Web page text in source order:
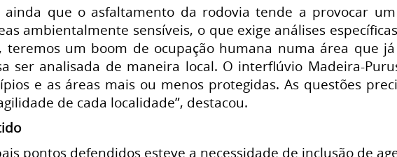
que o asfaltamento da rodovia tende a provocar
ambientalmente sensíveis, o que exige análises
teremos um boom de ocupação humana numa área que
ser analisada de maneira local. O interflúvio Madeira-
e as áreas mais ou menos protegidas. As questões
de cada localidade”, destacou.
pontos defendidos esteve a necessidade de inclusão de